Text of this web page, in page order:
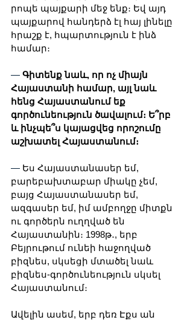
րոպե պայքարի մեջ ենք։ Եվ այդ
պայքարով հանդերձ էլ հայ լինելը
հրաշք է, հպարտություն է ինձ
համար։
— Գիտենք նաև, որ ոչ միայն
Հայաստանի համար, այլ նաև
հենց Հայաստանում եք
գործունեություն ծավալում։ Ե՞րբ
և ինչպե՞ս կայացվեց որոշումը
աշխատել Հայաստանում։
— Ես Հայաստանասեր եմ,
բարեբախտաբար միակը չեմ,
բայց Հայաստանասեր եմ,
ազգասեր եմ, իմ ամբողջը միտքն
ու գործերն ուղղված են
Հայաստանին։ 1998թ․, երբ
Բեյրութում ունեի հաջողված
բիզնես, սկսեցի մտածել նաև
բիզնես-գործունեություն սկսել
Հայաստանում։
Ավելին ասեմ, երբ դեռ Էքս ան